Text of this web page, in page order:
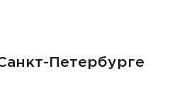
Петербурге